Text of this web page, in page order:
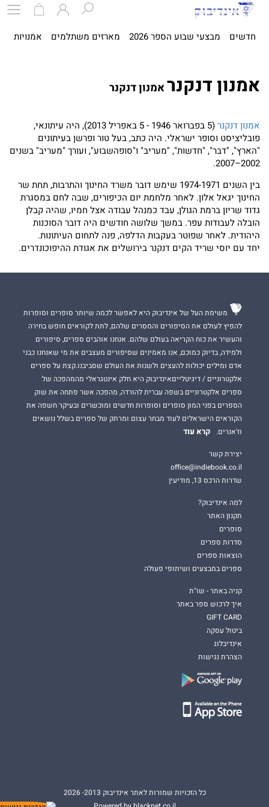
חדשים מבצעי שבוע הספר 2026 מארזים משתלמים אמנויות
אמנון דנקנראמנון דנקנר
אמנון דנקנר
(5 בפברואר 1946 - 5 באפריל 2013), היה עיתונאי,
פובליציסט וסופר ישראלי. היה כתב, בעל טור ופרשן בעיתונים
"הארץ", "דבר", "חדשות", "מעריב" ו"סופהשבוע", ועורך "מעריב" בשנים
2002–2007.
בין השנים 1974-1971 שימש דובר משרד החינוך והתרבות, תחת שר
החינוך יגאל אלון. לאחר מלחמת יום הכיפורים, שבה לחם במסגרת
גדוד שריון ברמת הגולן, עבד כמנהל עבודה אצל חמיו, שהיה קבלן
הובלה לעבודות עפר. במשך שלושה חודשים היה דובר הסוכנות
היהודית. לאחר שפוטר בעקבות הדלפה, פנה לתחום העיתונות.
יחד עם יוסי שריד הקים דנקנר בירושלים את אגודת ההיפוכונדרים.
משימת העל של אינדיבוק היא לאפשר לכמה שיותר סופרים וסופרות
להפיץ לעולם את הסיפורים והמסרים שלהם, לתת לקוראים חופש בחירה
והעשיר את כוח הקריאה בעולם שלהם. אנחנו אוהבים ספרים, סיפורים
ולמידה, בדיוק כמוכם, אנו מאמינים שסיפורים מעצבים את מי שאנחנו כבני
אדם ומילים יכולות להעצים ולשנות את העולם שסביבנו.קצת על ספרים
אלקטרוניים / דיגיטלייםאינדיבוק היא חלק אינטגראלי מהמהפכה של
ספרים אלקטרוניים בשפה עברית להורדה, מהפכה אשר פתחה את שוק
הספרים בפני המון סופרים וסופרות חדשים ומוכשרים ובעיקר חשפה את
הקוראים הישראלים לעוד מבחר עצום ומרתק של ספרים בשלל נושאים
וז'אנרים.
קרא עוד
יצירת קשר
office@indiebook.co.il
שדרות הרכס 13, מודיעין
למה אינדיבוק?
תקנון האתר
סופרים
סדרות ספרים
הוצאות ספרים
ספרים במבצעים ושיתופי פעולה
קניה באתר - שו"ת
איך לרכוש ספר באתר
GIFT CARD
ביטול עסקה
אינדיבלוג
הצהרת נגישות
כל הזכויות שמורות לאתר אינדיבוק 2013- 2026